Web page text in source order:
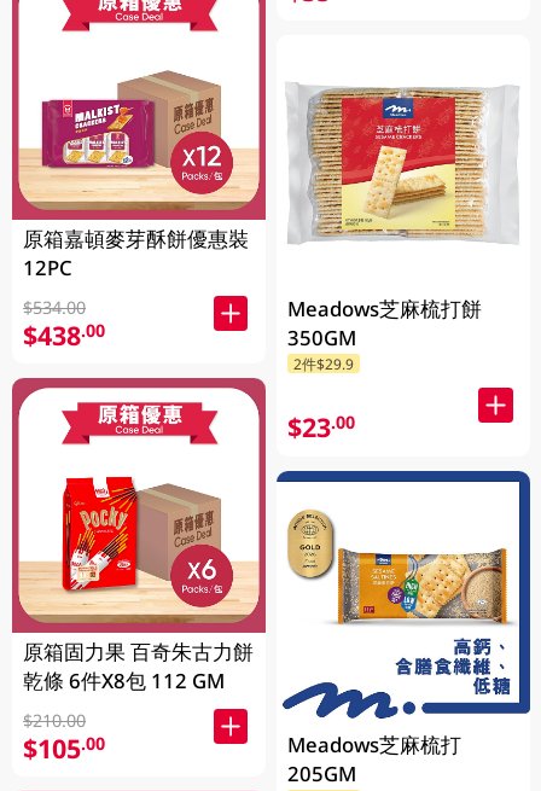
原箱嘉頓麥芽酥餅優惠裝
12PC
$534.00
$438.00
原箱固力果 百奇朱古力餅
乾條 6件X8包 112 GM
$210.00
$105.00
Meadows芝麻梳打餅
350GM
2件$29.9
$23.00
Meadows芝麻梳打
205GM